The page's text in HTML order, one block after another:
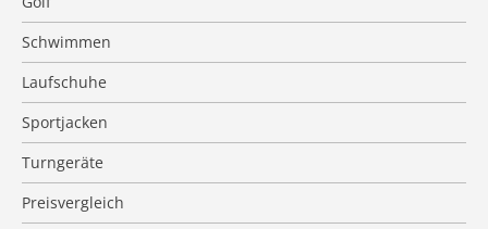
Schwimmen
Laufschuhe
Sportjacken
Turngeräte
Preisvergleich